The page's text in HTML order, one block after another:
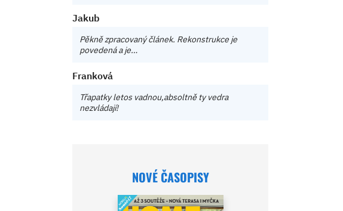
Jakub
Pěkně zpracovaný článek. Rekonstrukce je
povedená a je…
Franková
Třapatky letos vadnou,absoltně ty vedra
nezvládají!
NOVÉ ČASOPISY